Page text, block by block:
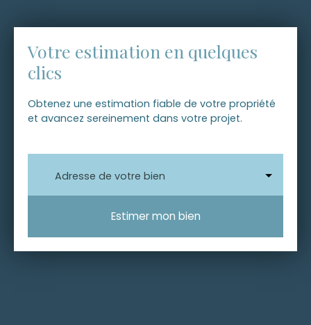
Votre estimation en quelques
clics
Obtenez une estimation fiable de votre propriété
et avancez sereinement dans votre projet.
Adresse de votre bien
Estimer mon bien